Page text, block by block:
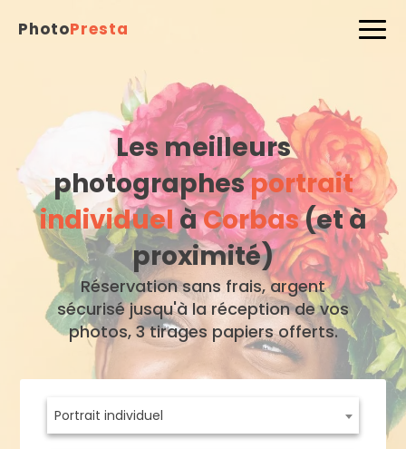
PhotoPresta
Les meilleurs
photographesportrait
individuelàCorbas(et à
proximité)
Réservation sans frais, argent
sécurisé jusqu'à la réception de vos
photos, 3 tirages papiers offerts.
Portrait individuel